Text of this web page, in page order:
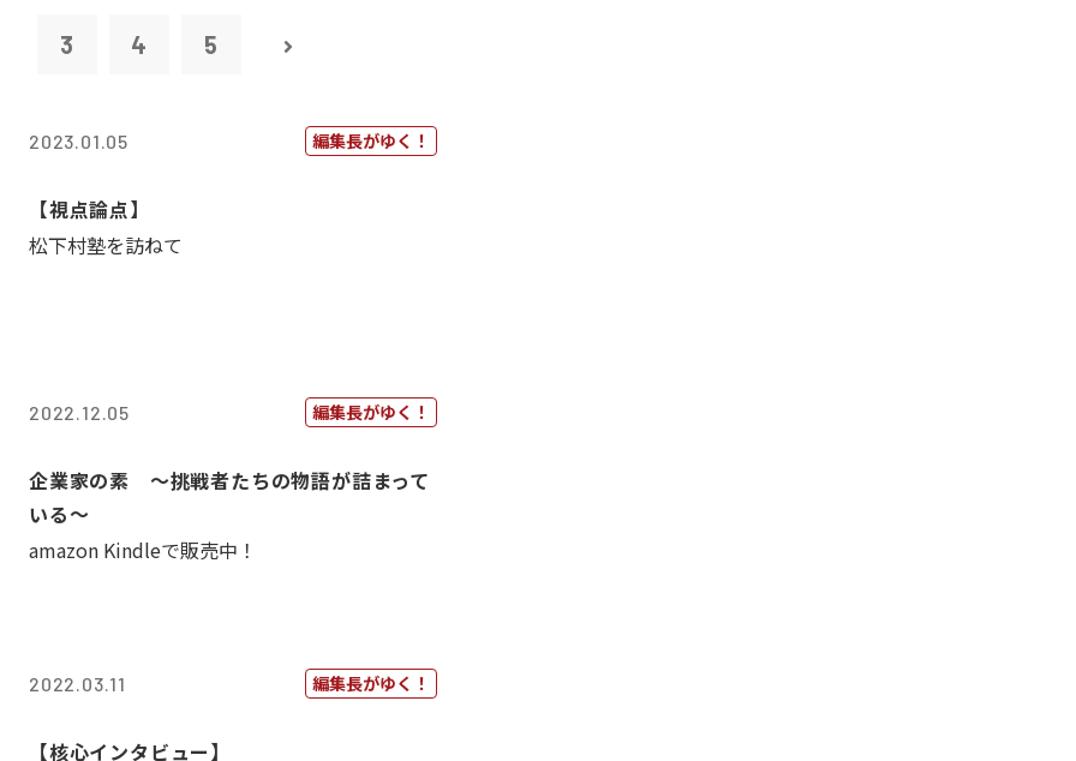
3 4 5
2023.01.05 編集長がゆく！
【視点論点】
松下村塾を訪ねて
2022.12.05 編集長がゆく！
企業家の素 〜挑戦者たちの物語が詰まって
いる〜
amazon Kindleで販売中！
2022.03.11 編集長がゆく！
【核心インタビュー】